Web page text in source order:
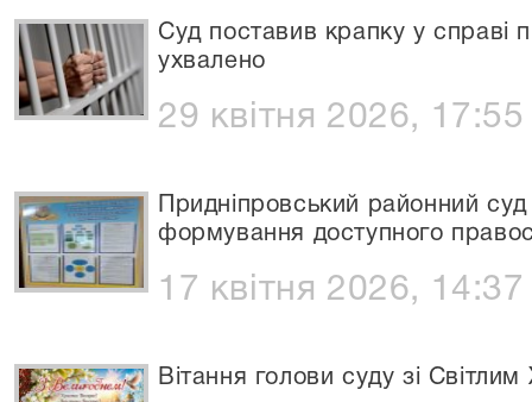
Суд поставив крапку у справі
ухвалено
29 квітня 2026, 17:55
Придніпровський районний
формування доступного
17 квітня 2026, 14:37
Вітання голови суду зі